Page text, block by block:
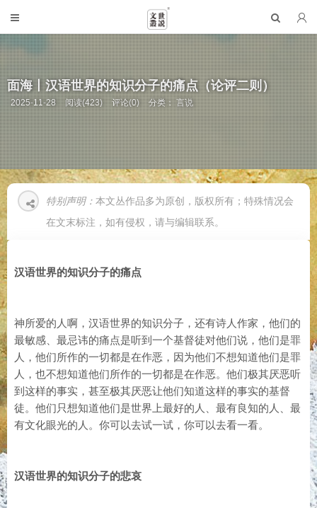
面海丨汉语世界的知识分子的痛点（论评二则）
2025-11-28 阅读(423) 评论(0) 分类：言说
特别声明： 本文丛作品多为原创，版权所有；特殊情况会
在文末标注，如有侵权，请与编辑联系。
汉语世界的知识分子的痛点
神所爱的人啊，汉语世界的知识分子，还有诗人作家，他们的
最敏感、最忌讳的痛点是听到一个基督徒对他们说，他们是罪
人，他们所作的一切都是在作恶，因为他们不想知道他们是罪
人，也不想知道他们所作的一切都是在作恶。他们极其厌恶听
到这样的事实，甚至极其厌恶让他们知道这样的事实的基督
徒。他们只想知道他们是世界上最好的人、最有良知的人、最
有文化眼光的人。你可以去试一试，你可以去看一看。
汉语世界的知识分子的悲哀